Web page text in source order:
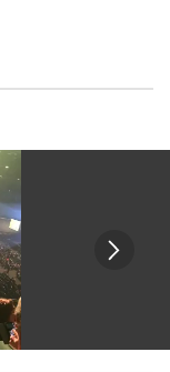
als je geen
Reviews met
niet geplaatst.
wordt